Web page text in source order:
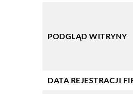
PODGLĄD WITRYNY
DATA REJESTRACJI